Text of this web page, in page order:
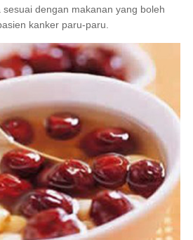
dengan makanan yang boleh
kanker paru-paru.